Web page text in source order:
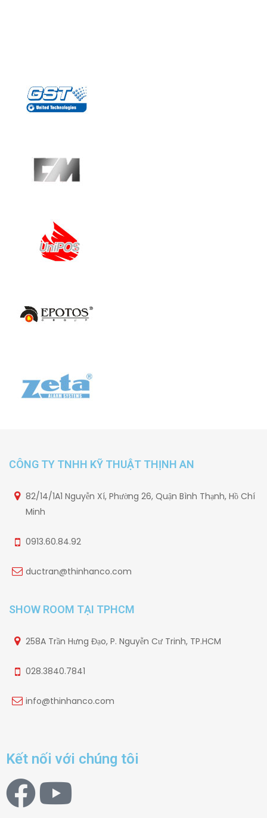
CÔNG TY TNHH KỸ THUẬT THỊNH AN
82/14/1A1 Nguyễn Xí, Phường 26, Quận Bình Thạnh, Hồ Chí
Minh
0913.60.84.92
ductran@thinhanco.com
SHOW ROOM TẠI TPHCM
258A Trần Hưng Đạo, P. Nguyễn Cư Trinh, TP.HCM
028.3840.7841
info@thinhanco.com
Kết nối với chúng tôi